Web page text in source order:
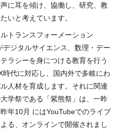
に耳を傾け、協働し、研究、教
いと考えています。
トランスフォーメーション
デジタルサイエンス、数理・デー
ラシーを身につける教育を行う
時代に対応し、国内外で多岐にわ
人材を育成します。それに関連
学祭である「紫熊祭」は、一昨
年10月 にはYouTubeでのライブ
る、オンラインで開催されまし